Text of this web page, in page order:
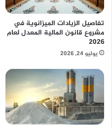
تفاصيل الزيادات الميزانوية في
مشروع قانون المالية المعدل لعام
2026
يوليو 24, 2026